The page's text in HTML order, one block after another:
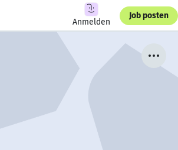
Anmelden
Job posten